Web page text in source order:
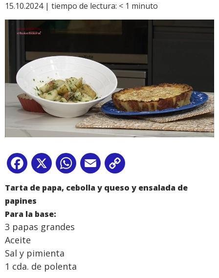
15.10.2024 | tiempo de lectura: < 1 minuto
Facebook
X WhatsApp
Email
Link
Tarta de papa, cebolla y queso y ensalada de
papines
Para la base:
3 papas grandes
Aceite
Sal y pimienta
1 cda. de polenta